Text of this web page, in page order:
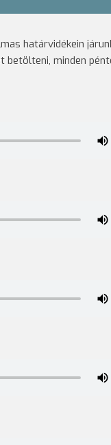
határvidékein
minden